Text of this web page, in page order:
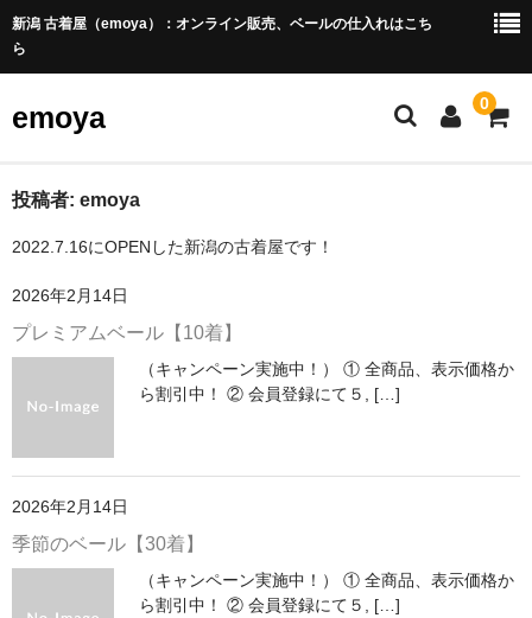
新潟 古着屋（emoya）：オンライン販売、ベールの仕入れはこち
ら
emoya 0
概要
ホーム
カート
ログイン
投稿者: emoya
2022.7.16にOPENした新潟の古着屋です！
2026年2月14日
プレミアムベール【10着】
（キャンペーン実施中！） ① 全商品、表示価格か
ら割引中！ ② 会員登録にて５, […]
2026年2月14日
季節のベール【30着】
（キャンペーン実施中！） ① 全商品、表示価格か
ら割引中！ ② 会員登録にて５, […]